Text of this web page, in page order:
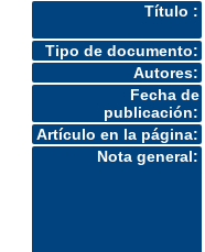
Título :
Tipo de documento:
Autores:
Fecha de
publicación:
Artículo en la página:
Nota general: